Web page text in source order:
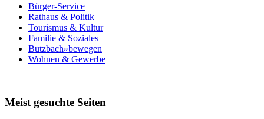
Bürger-Service
Rathaus & Politik
Tourismus & Kultur
Familie & Soziales
Butzbach»bewegen
Wohnen & Gewerbe
Meist gesuchte Seiten